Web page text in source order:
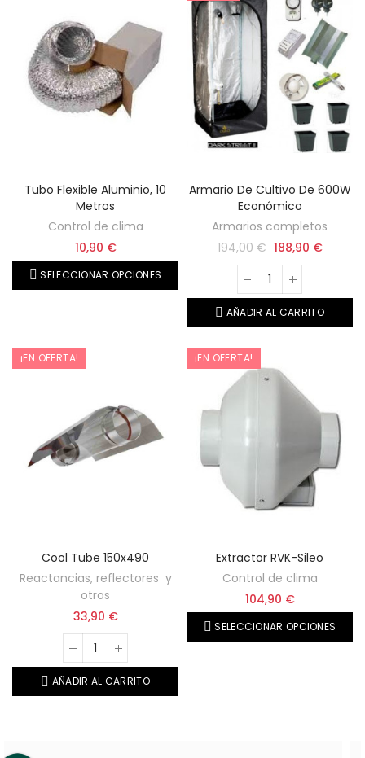
Tubo Flexible Aluminio, 10
Metros
Control de clima
10,90 €
SELECCIONAR OPCIONES
Armario De Cultivo De 600W
Económico
Armarios completos
194,00 € 188,90 €
AÑADIR AL CARRITO
¡EN OFERTA!
Cool Tube 150x490
Reactancias, reflectores y
otros
33,90 €
AÑADIR AL CARRITO
¡EN OFERTA!
Extractor RVK-Sileo
Control de clima
104,90 €
SELECCIONAR OPCIONES